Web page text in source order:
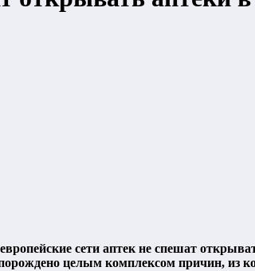
сети аптек не спешат
целым комплексом причин, из